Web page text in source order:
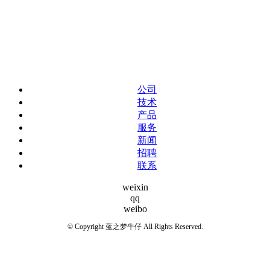
公司
技术
产品
服务
新闻
招聘
联系
weixin
qq
weibo
© Copyright 蓝之梦牛仔 All Rights Reserved.